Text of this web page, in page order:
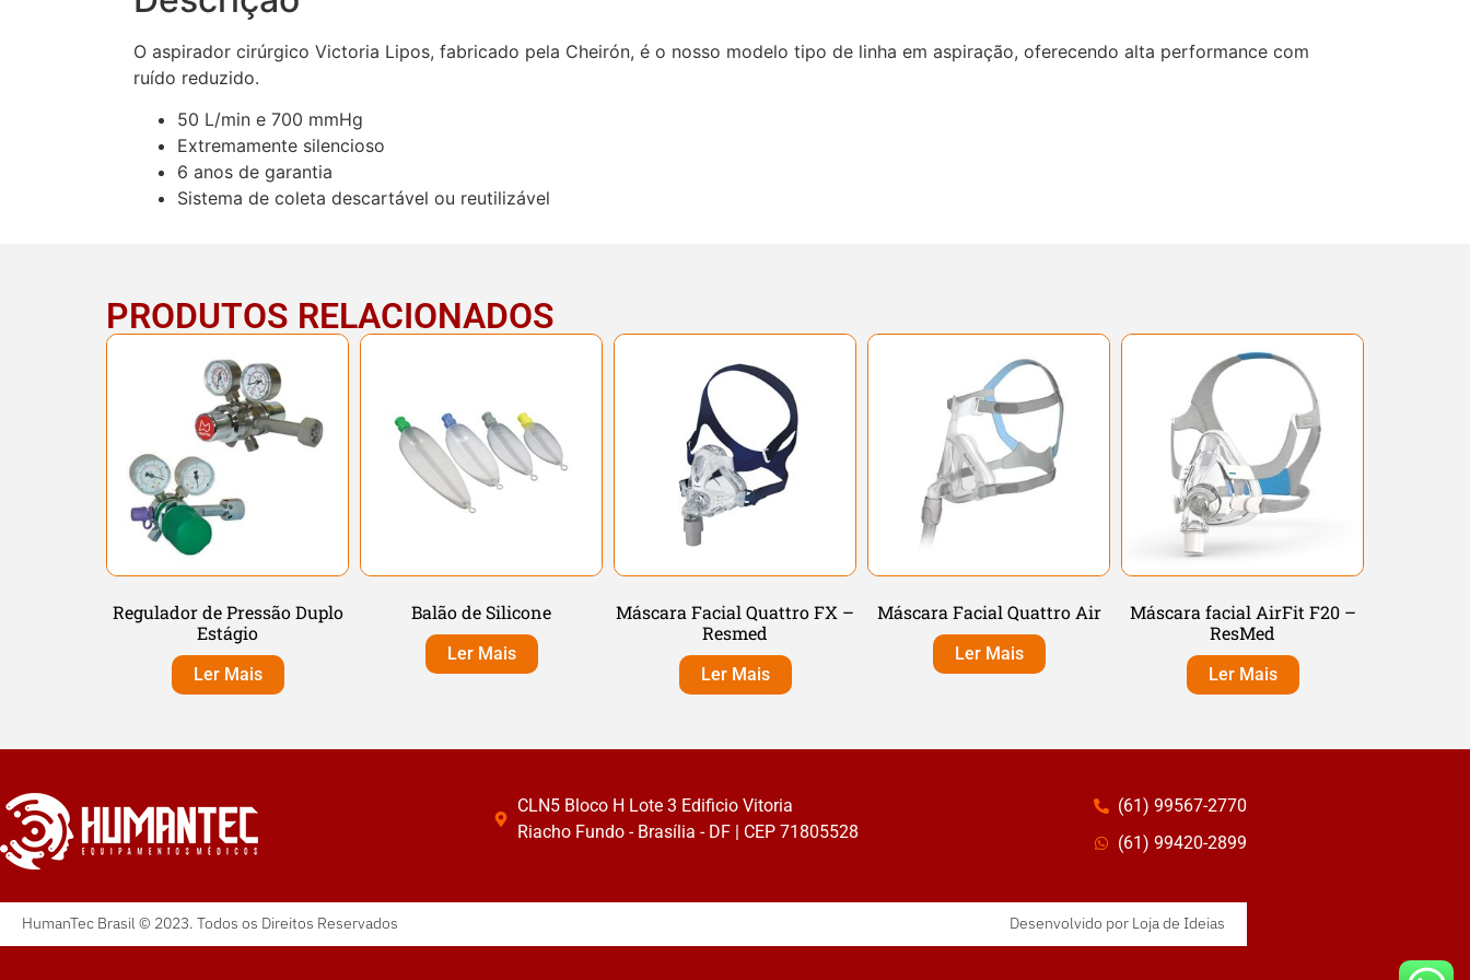
O aspirador cirúrgico Victoria Lipos, fabricado pela Cheirón, é o nosso modelo tipo de linha em aspiração, oferecendo alta performance com
ruído reduzido.
50 L/min e 700 mmHg
Extremamente silencioso
6 anos de garantia
Sistema de coleta descartável ou reutilizável
PRODUTOS RELACIONADOS
Regulador de Pressão Duplo
Estágio
Ler Mais
Balão de Silicone
Ler Mais
Máscara Facial Quattro FX –
Resmed
Ler Mais
Máscara Facial Quattro Air
Ler Mais
Máscara facial AirFit F20 –
ResMed
Ler Mais
CLN5 Bloco H Lote 3 Edificio Vitoria
Riacho Fundo - Brasília - DF | CEP 71805528
(61) 99567-2770
(61) 99420-2899
HumanTec Brasil © 2023. Todos os Direitos Reservados Desenvolvido por Loja de Ideias